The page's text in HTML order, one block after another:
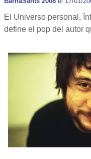
El Universo personal,
define el pop del autor